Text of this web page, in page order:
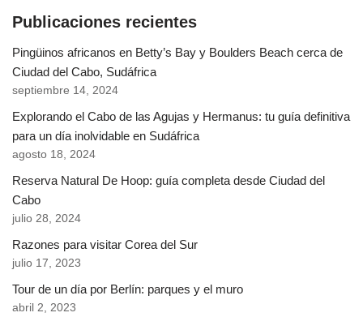
Publicaciones recientes
Pingüinos africanos en Betty’s Bay y Boulders Beach cerca de
Ciudad del Cabo, Sudáfrica
septiembre 14, 2024
Explorando el Cabo de las Agujas y Hermanus: tu guía definitiva
para un día inolvidable en Sudáfrica
agosto 18, 2024
Reserva Natural De Hoop: guía completa desde Ciudad del
Cabo
julio 28, 2024
Razones para visitar Corea del Sur
julio 17, 2023
Tour de un día por Berlín: parques y el muro
abril 2, 2023